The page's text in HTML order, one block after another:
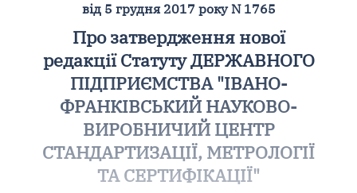
від 5 грудня 2017 року N 1765
Про затвердження нової
редакції Статуту ДЕРЖАВНОГО
ПІДПРИЄМСТВА "ІВАНО-
ФРАНКІВСЬКИЙ НАУКОВО-
ВИРОБНИЧИЙ ЦЕНТР
СТАНДАРТИЗАЦІЇ, МЕТРОЛОГІЇ
ТА СЕРТИФІКАЦІЇ"